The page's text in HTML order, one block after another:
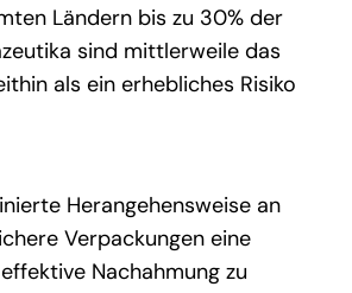
Ländern bis zu 30% der
sind mittlerweile das
als ein erhebliches Risiko
Herangehensweise an
Verpackungen eine
Nachahmung zu